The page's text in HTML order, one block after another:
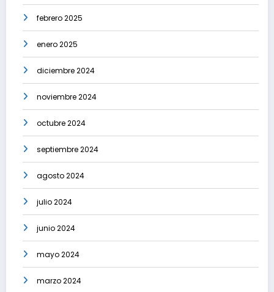
febrero 2025
enero 2025
diciembre 2024
noviembre 2024
octubre 2024
septiembre 2024
agosto 2024
julio 2024
junio 2024
mayo 2024
marzo 2024